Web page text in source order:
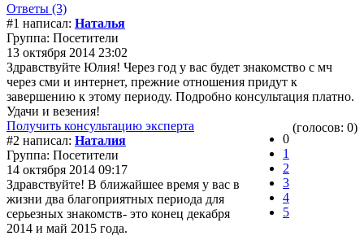
Ответы (3)
#1 написал: Наталья
Группа: Посетители
13 октября 2014 23:02
Здравствуйте Юлия! Через год у вас будет знакомство с мч
через сми и интернет, прежние отношения придут к
завершению к этому периоду. Подробно консультация платно.
Удачи и везения!
Получить консультацию эксперта
0
1
2
3
4
5
(голосов: 0)
#2 написал: Наталия
Группа: Посетители
14 октября 2014 09:17
Здравствуйте! В ближайшее время у вас в
жизни два благоприятных периода для
серьезных знакомств- это конец декабря
2014 и май 2015 года.